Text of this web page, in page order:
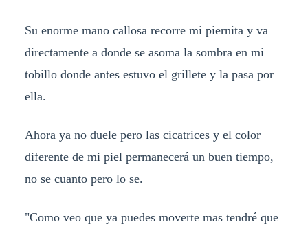
Su enorme mano callosa recorre mi piernita y va
directamente a donde se asoma la sombra en mi
tobillo donde antes estuvo el grillete y la pasa por
ella.
Ahora ya no duele pero las cicatrices y el color
diferente de mi piel permanecerá un buen tiempo,
no se cuanto pero lo se.
"Como veo que ya puedes moverte mas tendré que